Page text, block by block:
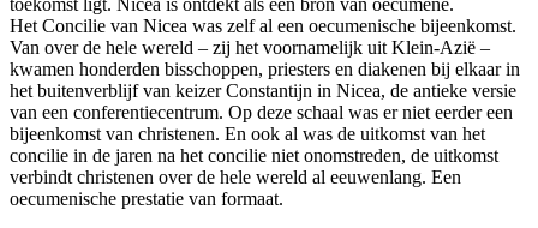
toekomst ligt. Nicea is ontdekt als een bron van oecumene.
Het Concilie van Nicea was zelf al een oecumenische bijeenkomst.
Van over de hele wereld – zij het voornamelijk uit Klein-Azië –
kwamen honderden bisschoppen, priesters en diakenen bij elkaar in
het buitenverblijf van keizer Constantijn in Nicea, de antieke versie
van een conferentiecentrum. Op deze schaal was er niet eerder een
bijeenkomst van christenen. En ook al was de uitkomst van het
concilie in de jaren na het concilie niet onomstreden, de uitkomst
verbindt christenen over de hele wereld al eeuwenlang. Een
oecumenische prestatie van formaat.